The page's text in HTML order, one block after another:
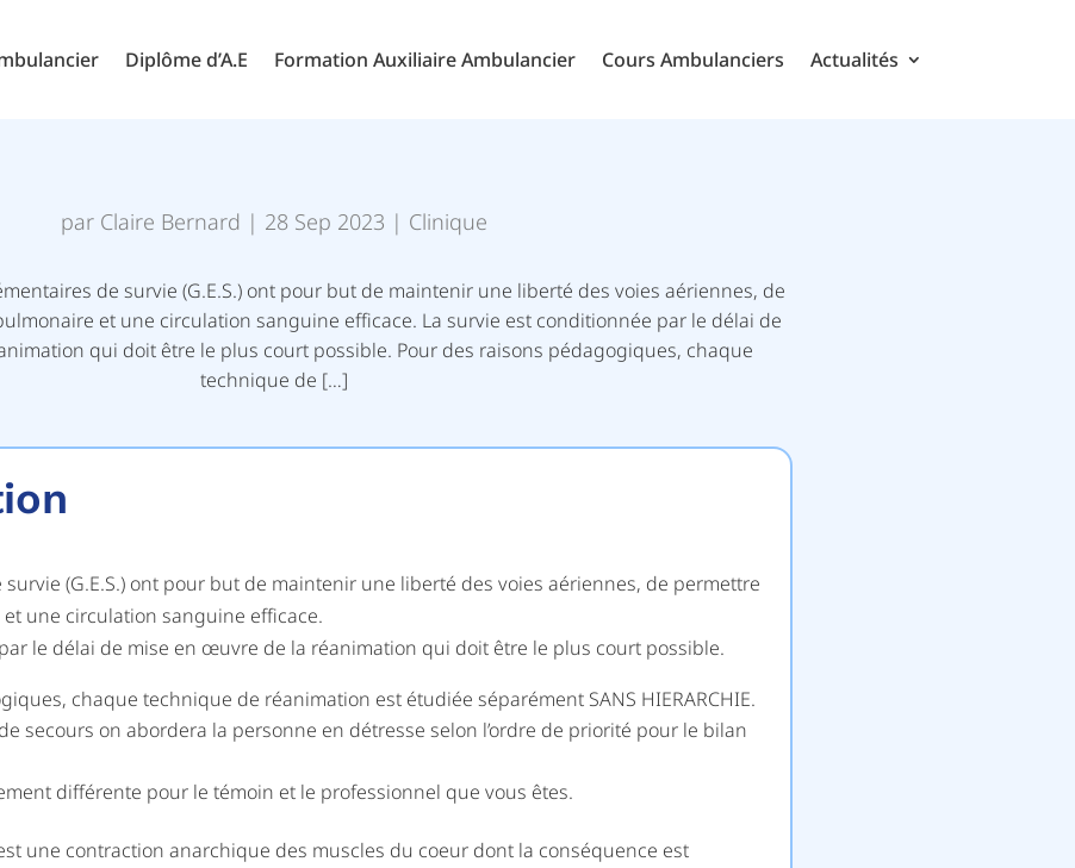
Diplôme d’A.E Formation Auxiliaire Ambulancier Cours Ambulanciers Actualités
par Claire Bernard | 28 Sep 2023 | Clinique
de survie (G.E.S.) ont pour but de maintenir une liberté des voies aériennes, de
et une circulation sanguine efficace. La survie est conditionnée par le délai de
qui doit être le plus court possible. Pour des raisons pédagogiques, chaque
technique de […]
(G.E.S.) ont pour but de maintenir une liberté des voies aériennes, de permettre
une circulation sanguine efficace.
le délai de mise en œuvre de la réanimation qui doit être le plus court possible.
chaque technique de réanimation est étudiée séparément SANS HIERARCHIE.
secours on abordera la personne en détresse selon l’ordre de priorité pour le bilan
différente pour le témoin et le professionnel que vous êtes.
une contraction anarchique des muscles du coeur dont la conséquence est